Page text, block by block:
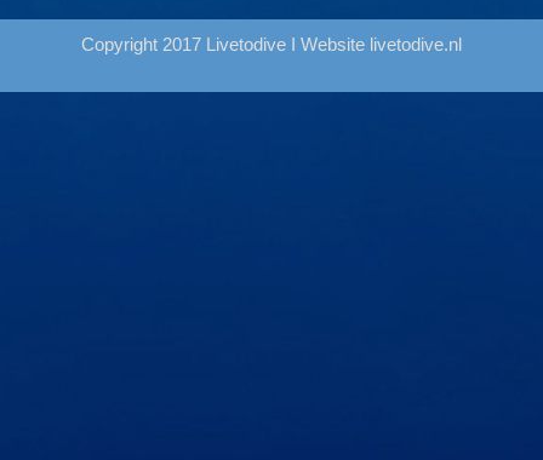
Copyright 2017 Livetodive I Website livetodive.nl